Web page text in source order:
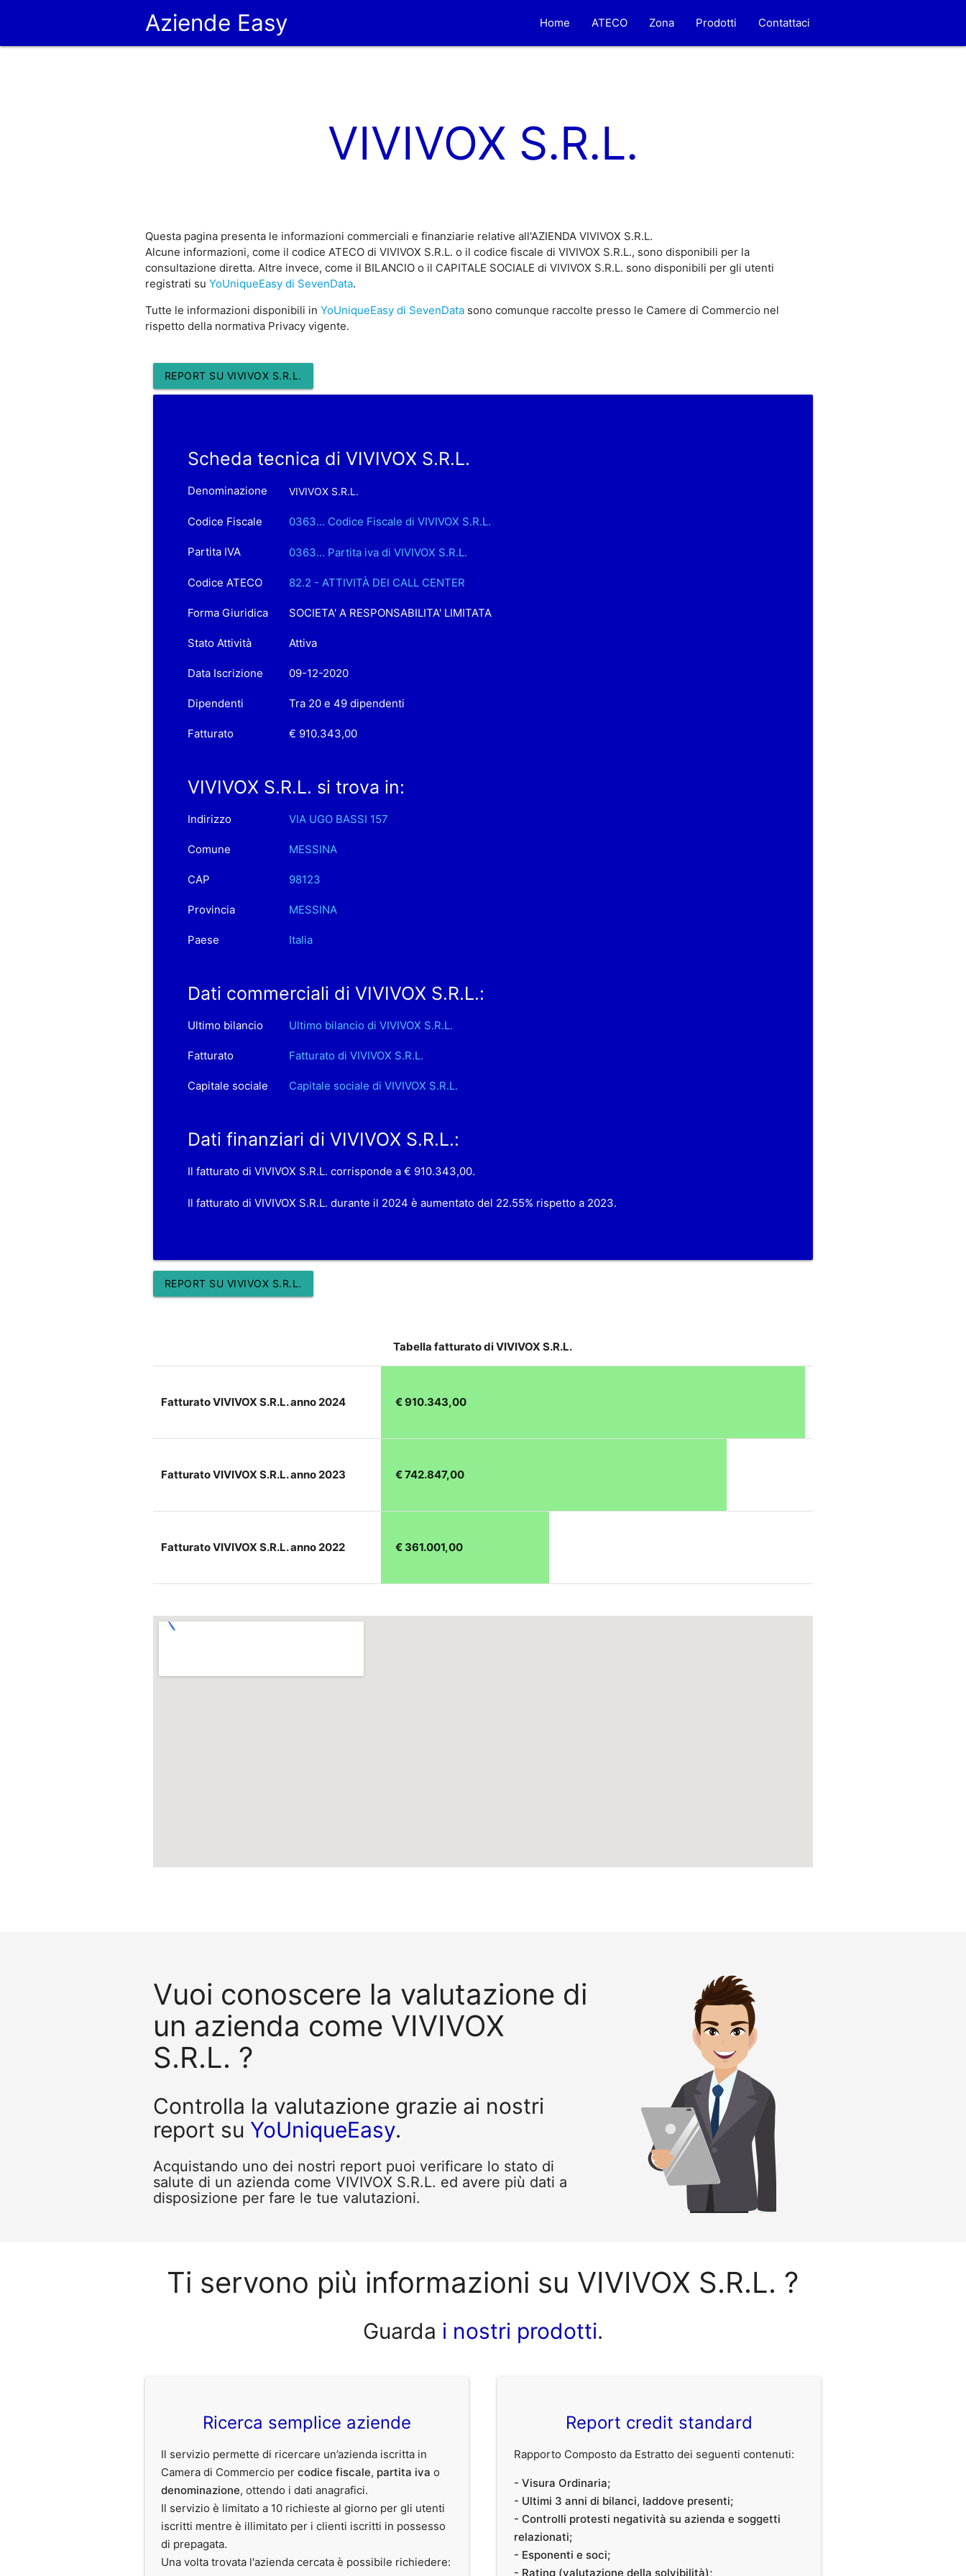
Aziende Easy Home ATECO Zona Prodotti Contattaci
VIVIVOX S.R.L.
Questa pagina presenta le informazioni commerciali e finanziarie relative all'AZIENDA VIVIVOX S.R.L.
Alcune informazioni, come il codice ATECO di VIVIVOX S.R.L. o il codice fiscale di VIVIVOX S.R.L., sono disponibili per la
consultazione diretta. Altre invece, come il BILANCIO o il CAPITALE SOCIALE di VIVIVOX S.R.L. sono disponibili per gli utenti
registrati su YoUniqueEasy di SevenData.
Tutte le informazioni disponibili in YoUniqueEasy di SevenDatasono comunque raccolte presso le Camere di Commercio nel
rispetto della normativa Privacy vigente.
REPORT SU VIVIVOX S.R.L.
Scheda tecnica di VIVIVOX S.R.L.
Denominazione VIVIVOX S.R.L.
Codice Fiscale 0363... Codice Fiscale di VIVIVOX S.R.L.
Partita IVA 0363... Partita iva di VIVIVOX S.R.L.
Codice ATECO 82.2 - ATTIVITÀ DEI CALL CENTER
Forma Giuridica SOCIETA' A RESPONSABILITA' LIMITATA
Stato Attività Attiva
Data Iscrizione 09-12-2020
Dipendenti Tra 20 e 49 dipendenti
Fatturato € 910.343,00
VIVIVOX S.R.L. si trova in:
Indirizzo VIA UGO BASSI 157
Comune MESSINA
CAP 98123
Provincia MESSINA
Paese Italia
Dati commerciali di VIVIVOX S.R.L.:
Ultimo bilancio Ultimo bilancio di VIVIVOX S.R.L.
Fatturato Fatturato di VIVIVOX S.R.L.
Capitale sociale Capitale sociale di VIVIVOX S.R.L.
Dati finanziari di VIVIVOX S.R.L.:
Il fatturato di VIVIVOX S.R.L. corrisponde a € 910.343,00.
Il fatturato di VIVIVOX S.R.L. durante il 2024 è aumentato del 22.55% rispetto a 2023.
REPORT SU VIVIVOX S.R.L.
Tabella fatturato di VIVIVOX S.R.L.
Fatturato VIVIVOX S.R.L. anno 2024 € 910.343,00
Fatturato VIVIVOX S.R.L. anno 2023 € 742.847,00
Fatturato VIVIVOX S.R.L. anno 2022 € 361.001,00
Vuoi conoscere la valutazione di
un azienda come VIVIVOX
S.R.L. ?
Controlla la valutazione grazie ai nostri
report su YoUniqueEasy.
Acquistando uno dei nostri report puoi verificare lo stato di
salute di un azienda come VIVIVOX S.R.L. ed avere più dati a
disposizione per fare le tue valutazioni.
Ti servono più informazioni su VIVIVOX S.R.L. ?
Guarda i nostri prodotti.
Ricerca semplice aziende
Il servizio permette di ricercare un’azienda iscritta in
Camera di Commercio percodice fiscale, partita iva o
denominazione, ottendo i dati anagrafici.
Il servizio è limitato a 10 richieste al giorno per gli utenti
iscritti mentre è illimitato per i clienti iscritti in possesso
di prepagata.
Una volta trovata l'azienda cercata è possibile richiedere:
Report credit standard
Rapporto Composto da Estratto dei seguenti contenuti:
- Visura Ordinaria;
- Ultimi 3 anni di bilanci, laddove presenti;
- Controlli protesti negatività su azienda e soggetti
relazionati;
- Esponenti e soci;
- Rating (valutazione della solvibilità);